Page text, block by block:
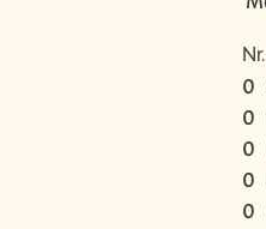
Nr.
0
0
0
0
0